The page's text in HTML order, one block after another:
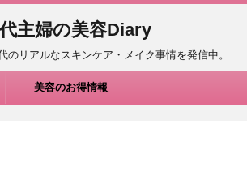
主婦の美容Diary
のリアルなスキンケア・メイク事情を発信中。
美容のお得情報